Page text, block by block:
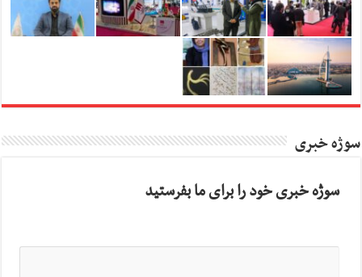
سوژه خبری
سوژه خبری خود را برای ما بفرستید